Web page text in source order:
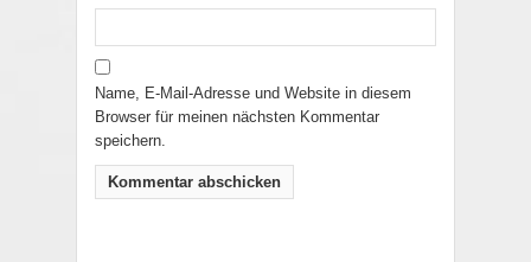
Name, E-Mail-Adresse und Website in diesem
Browser für meinen nächsten Kommentar
speichern.